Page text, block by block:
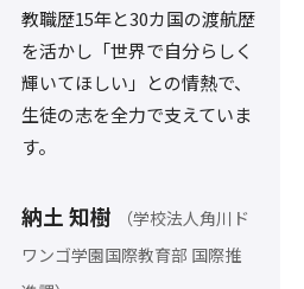
教職歴15年と30カ国の渡航歴
を活かし「世界で自分らしく
輝いてほしい」との情熱で、
生徒の志を全力で支えていま
す。
納土 知樹
（学校法人角川ド
ワンゴ学園国際教育部 国際推